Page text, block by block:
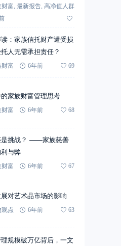
财富 最新报告 高净值人群
：家族信托财产遭受损
人无需承担责任？
财富 6年前 69
家族财富管理思考
财富 6年前 68
是挑战？ ——家族慈善
与弊
财富 6年前 67
对艺术品市场的影响
观点 6年前 63
规模破万亿背后，一文